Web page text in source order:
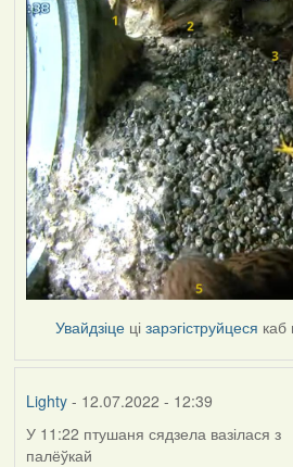
Увайдзіце цізарэгіструйцеся каб
Lighty- 12.07.2022 - 12:39
У 11:22 птушаня сядзела вазілася з
палёўкай